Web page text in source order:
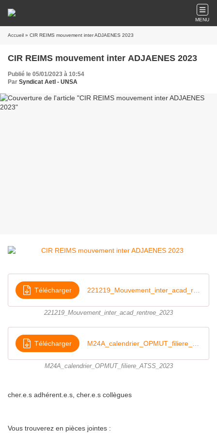
MENU
Accueil » CIR REIMS mouvement inter ADJAENES 2023
CIR REIMS mouvement inter ADJAENES 2023
Publié le 05/01/2023 à 10:54
Par Syndicat AetI - UNSA
Télécharger
221219_Mouvement_inter_acad_rentree_2023
Télécharger
M24A_calendrier_OPMUT_filiere_ATSS_2023
cher.e.s adhérent.e.s, cher.e.s collègues
Vous trouverez en pièces jointes :